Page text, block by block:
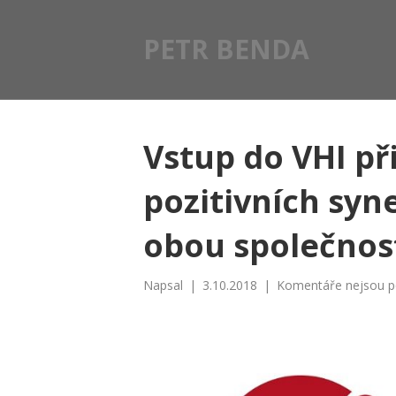
PETR BENDA
Vstup do VHI
pozitivních
obou
Napsal | 3.10.2018 | Komentáře nejsou